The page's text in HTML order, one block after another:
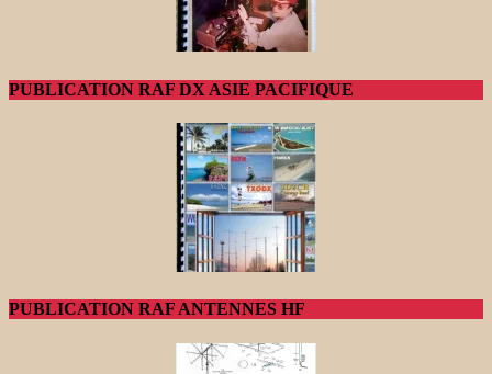
PUBLICATION RAF DX ASIE PACIFIQUE
PUBLICATION RAF ANTENNES HF